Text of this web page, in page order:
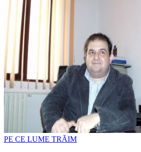
PE CE LUME TRĂIM